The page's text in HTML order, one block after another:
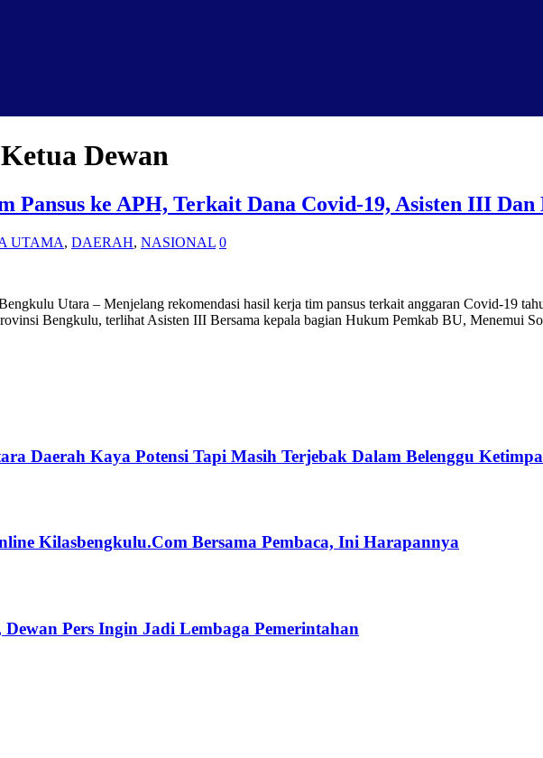
Dewan
Pansus ke APH, Terkait Dana Covid-19, Asisten III
UTAMA, DAERAH, NASIONAL 0
Utara – Menjelang rekomendasi hasil kerja tim pansus terkait anggaran Covid-19
Bengkulu, terlihat Asisten III Bersama kepala bagian Hukum Pemkab BU, Menemui
Daerah Kaya Potensi Tapi Masih Terjebak Dalam Belenggu
Kilasbengkulu.Com Bersama Pembaca, Ini Harapannya
Pers Ingin Jadi Lembaga Pemerintahan